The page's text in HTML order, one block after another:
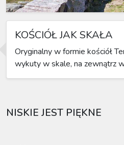
KOŚCIÓŁ JAK SKAŁA
Oryginalny w formie kościół
wykuty w skale, na zewnątrz
NISKIE JEST PIĘKNE